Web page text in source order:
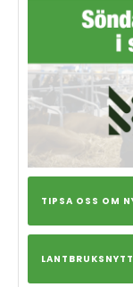
TIPSA OSS OM